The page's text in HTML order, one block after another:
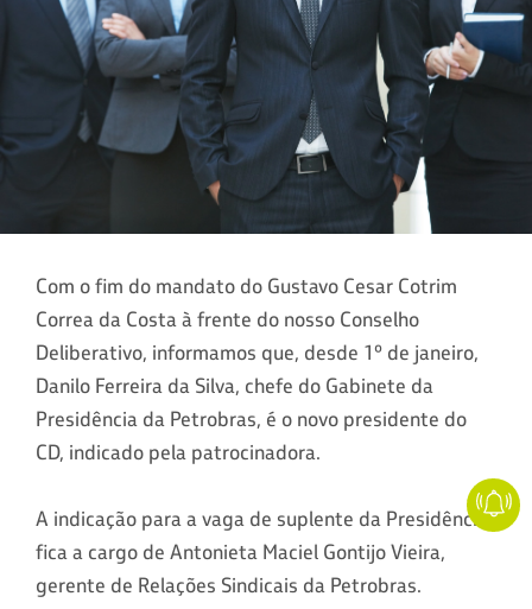
Com o fim do mandato do Gustavo Cesar Cotrim
Correa da Costa à frente do nosso Conselho
Deliberativo, informamos que, desde 1º de janeiro,
Danilo Ferreira da Silva, chefe do Gabinete da
Presidência da Petrobras, é o novo presidente do
CD, indicado pela patrocinadora.
A indicação para a vaga de suplente da Presidência
fica a cargo de Antonieta Maciel Gontijo Vieira,
gerente de Relações Sindicais da Petrobras.